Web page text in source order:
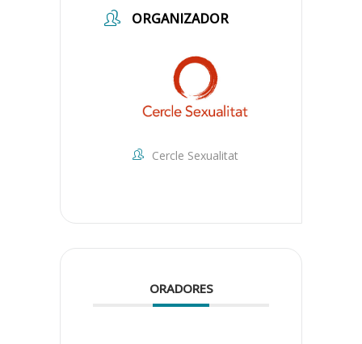
ORGANIZADOR
Cercle Sexualitat
ORADORES